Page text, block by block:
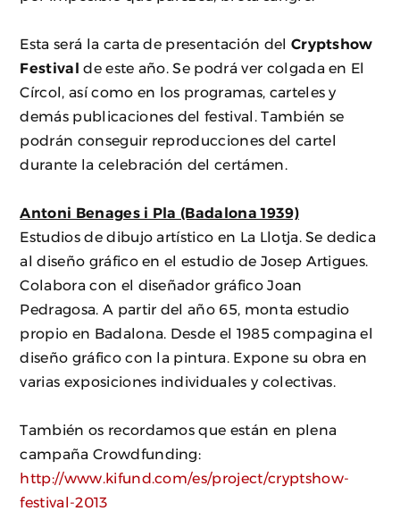
Esta será la carta de presentación del Cryptshow
Festival de este año. Se podrá ver colgada en El
Círcol, así como en los programas, carteles y
demás publicaciones del festival. También se
podrán conseguir reproducciones del cartel
durante la celebración del certámen.
Antoni Benages i Pla (Badalona 1939)
Estudios de dibujo artístico en La Llotja. Se dedica
al diseño gráfico en el estudio de Josep Artigues.
Colabora con el diseñador gráfico Joan
Pedragosa. A partir del año 65, monta estudio
propio en Badalona. Desde el 1985 compagina el
diseño gráfico con la pintura. Expone su obra en
varias exposiciones individuales y colectivas.
También os recordamos que están en plena
campaña Crowdfunding:
http://www.kifund.com/es/project/cryptshow-
festival-2013